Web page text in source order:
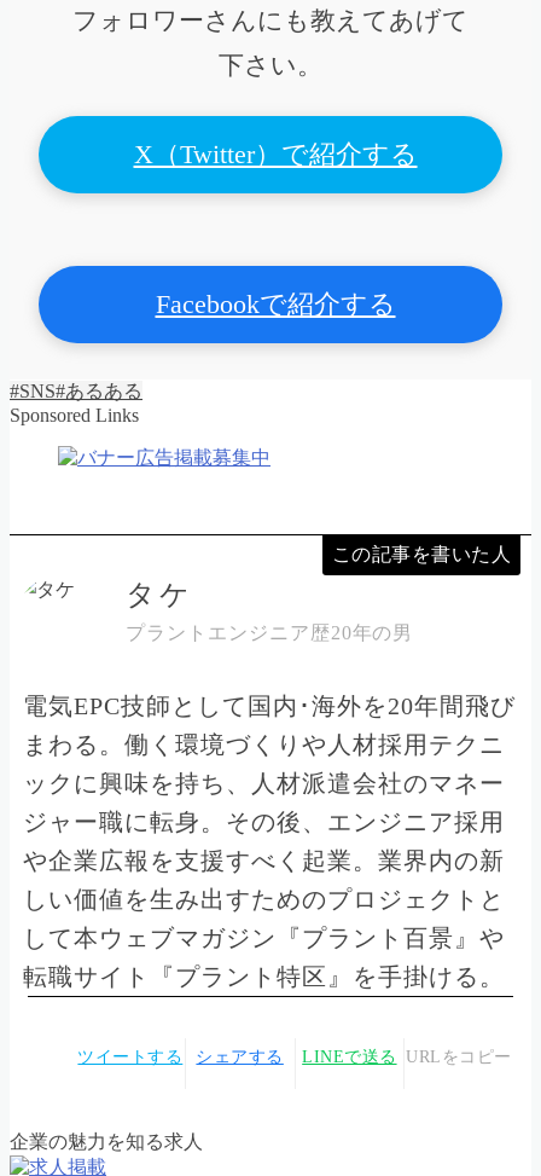
フォロワーさんにも教えてあげて
下さい。
X（Twitter）で紹介する
Facebookで紹介する
#SNS#あるある
Sponsored Links
この記事を書いた人
タケ
プラントエンジニア歴20年の男
電気EPC技師として国内･海外を20年間飛び
まわる。働く環境づくりや人材採用テクニ
ックに興味を持ち、人材派遣会社のマネー
ジャー職に転身。その後、エンジニア採用
や企業広報を支援すべく起業。業界内の新
しい価値を生み出すためのプロジェクトと
して本ウェブマガジン『プラント百景』や
転職サイト『プラント特区』を手掛ける。
ツイートする シェアする LINEで送る URLをコピー
企業の魅力を知る求人